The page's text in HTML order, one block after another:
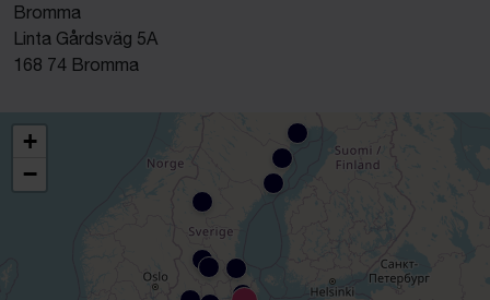
Bromma
Linta Gårdsväg 5A
168 74 Bromma
+
−